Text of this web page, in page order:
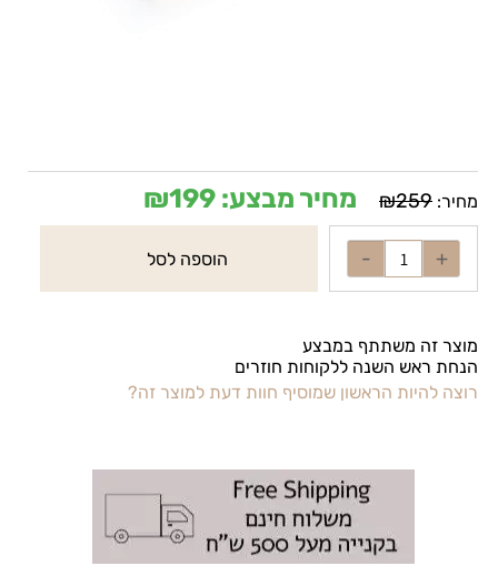
מחיר: ₪259 מחיר מבצע: ₪199
הוספה לסל
מוצר זה משתתף במבצע
הנחת ראש השנה ללקוחות חוזרים
רוצה להיות הראשון שמוסיף חוות דעת למוצר זה?